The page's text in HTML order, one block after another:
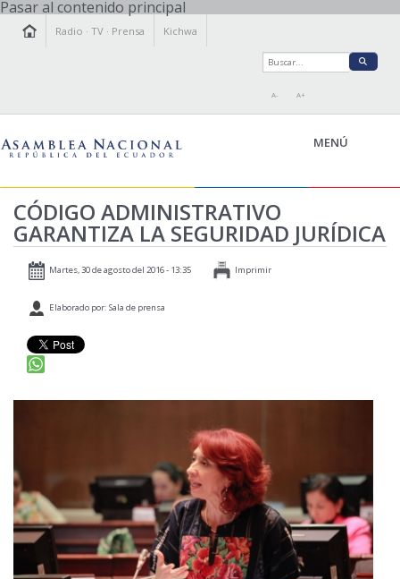
Pasar al contenido principal
Radio ·TV · Prensa Kichwa
A- A+
MENÚ
LA ASAMBLEA
LEGISLAMOS
TRANSPARENCIA
PARTICIPACIÓN
RELACIONES INTERNACIONALES
AGENDA
CÓDIGO ADMINISTRATIVO
GARANTIZA LA SEGURIDAD JURÍDICA
Martes, 30 de agosto del 2016 - 13:35 Imprimir
Elaborado por: Sala de prensa